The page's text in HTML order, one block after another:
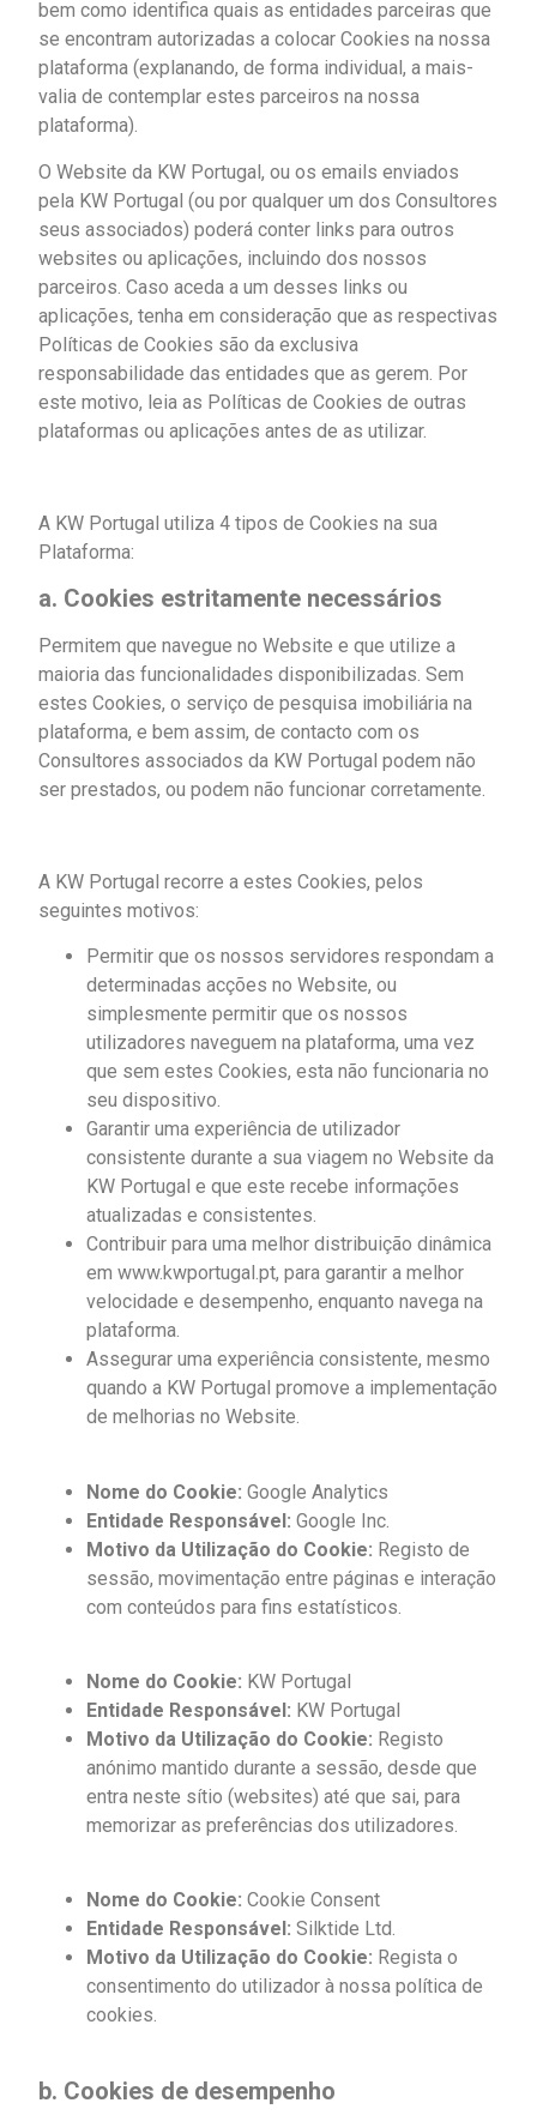
bem como identifica quais as entidades parceiras que
se encontram autorizadas a colocar Cookies na nossa
plataforma (explanando, de forma individual, a mais-
valia de contemplar estes parceiros na nossa
plataforma).
O Website da KW Portugal, ou os emails enviados
pela KW Portugal (ou por qualquer um dos Consultores
seus associados) poderá conter links para outros
websites ou aplicações, incluindo dos nossos
parceiros. Caso aceda a um desses links ou
aplicações, tenha em consideração que as respectivas
Políticas de Cookies são da exclusiva
responsabilidade das entidades que as gerem. Por
este motivo, leia as Políticas de Cookies de outras
plataformas ou aplicações antes de as utilizar.
A KW Portugal utiliza 4 tipos de Cookies na sua
Plataforma:
a. Cookies estritamente necessários
Permitem que navegue no Website e que utilize a
maioria das funcionalidades disponibilizadas. Sem
estes Cookies, o serviço de pesquisa imobiliária na
plataforma, e bem assim, de contacto com os
Consultores associados da KW Portugal podem não
ser prestados, ou podem não funcionar corretamente.
A KW Portugal recorre a estes Cookies, pelos
seguintes motivos:
Permitir que os nossos servidores respondam a
determinadas acções no Website, ou
simplesmente permitir que os nossos
utilizadores naveguem na plataforma, uma vez
que sem estes Cookies, esta não funcionaria no
seu dispositivo.
Garantir uma experiência de utilizador
consistente durante a sua viagem no Website da
KW Portugal e que este recebe informações
atualizadas e consistentes.
Contribuir para uma melhor distribuição dinâmica
em www.kwportugal.pt, para garantir a melhor
velocidade e desempenho, enquanto navega na
plataforma.
Assegurar uma experiência consistente, mesmo
quando a KW Portugal promove a implementação
de melhorias no Website.
Nome do Cookie: Google Analytics
Entidade Responsável: Google Inc.
Motivo da Utilização do Cookie: Registo de
sessão, movimentação entre páginas e interação
com conteúdos para fins estatísticos.
Nome do Cookie: KW Portugal
Entidade Responsável: KW Portugal
Motivo da Utilização do Cookie: Registo
anónimo mantido durante a sessão, desde que
entra neste sítio (websites) até que sai, para
memorizar as preferências dos utilizadores.
Nome do Cookie: Cookie Consent
Entidade Responsável: Silktide Ltd.
Motivo da Utilização do Cookie: Regista o
consentimento do utilizador à nossa política de
cookies.
b. Cookies de desempenho